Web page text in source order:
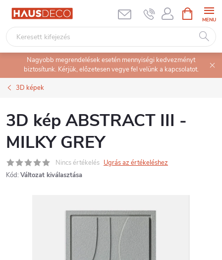
Ugrás
tartalomhoz
KOSÁR
Nagyobb megrendelések esetén mennyiségi kedvezményt
biztosítunk. Kérjük, előzetesen vegye fel velünk a kapcsolatot.
3D képek
3D kép ABSTRACT III -
MILKY GREY
Nincs értékelés Ugrás az értékeléshez
Kód: Változat kiválasztása